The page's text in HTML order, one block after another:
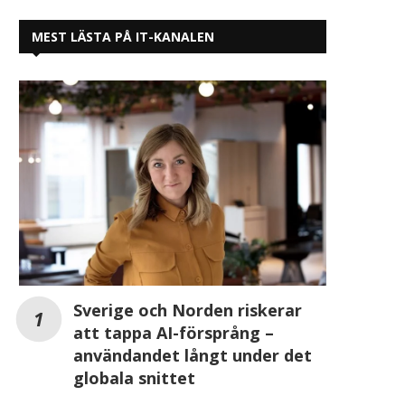
MEST LÄSTA PÅ IT-KANALEN
Sverige och Norden riskerar
att tappa AI-försprång –
användandet långt under det
globala snittet